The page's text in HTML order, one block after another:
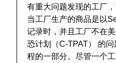
有重大问题发现的工厂
当工厂生产的商品是以
记录时，并且工厂不在
恐计划（C-TPAT） 的
程的一部分。尽管一个